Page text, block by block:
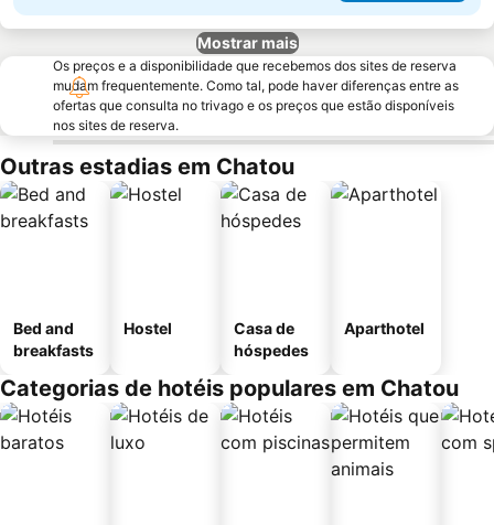
Mostrar mais
Os preços e a disponibilidade que recebemos dos sites de reserva
mudam frequentemente. Como tal, pode haver diferenças entre as
ofertas que consulta no trivago e os preços que estão disponíveis
nos sites de reserva.
Outras estadias em Chatou
Bed and
breakfasts
Hostel
Casa de
hóspedes
Aparthotel
Categorias de hotéis populares em Chatou